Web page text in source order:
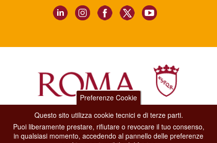
Dipartimento Grandi Eventi, Sport, Turismo e Moda.
Via di San Basilio, 51
00187 Roma
Preferenze Cookie
Questo sito utilizza cookie tecnici e di terze parti.
Puoi liberamente prestare, rifiutare o revocare il tuo consenso,
in qualsiasi momento, accedendo al pannello delle preferenze